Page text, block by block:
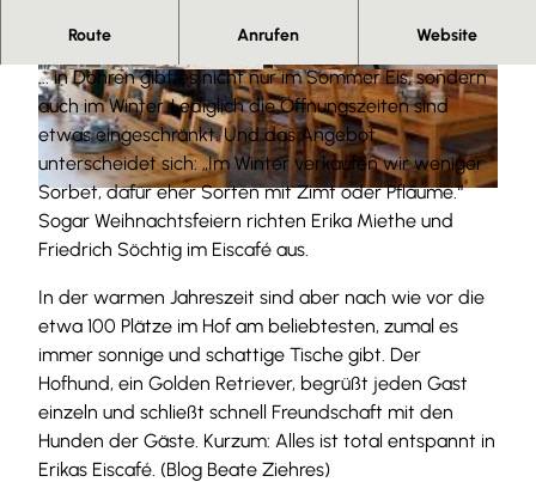
© Beate Ziehres |CC-BY-SA
© Beate Ziehres |CC-BY-SA © Beate Ziehres |CC-BY-SA
Route Anrufen Website
Herzlich willkommen.
... in Döhren gibt es nicht nur im Sommer Eis, sondern
auch im Winter. Lediglich die Öffnungszeiten sind
etwas eingeschränkt. Und das Angebot
unterscheidet sich: „Im Winter verkaufen wir weniger
Sorbet, dafür eher Sorten mit Zimt oder Pflaume.“
Sogar Weihnachtsfeiern richten Erika Miethe und
Friedrich Söchtig im Eiscafé aus.
In der warmen Jahreszeit sind aber nach wie vor die
etwa 100 Plätze im Hof am beliebtesten, zumal es
immer sonnige und schattige Tische gibt. Der
Hofhund, ein Golden Retriever, begrüßt jeden Gast
einzeln und schließt schnell Freundschaft mit den
Hunden der Gäste. Kurzum: Alles ist total entspannt in
Erikas Eiscafé. (Blog Beate Ziehres)